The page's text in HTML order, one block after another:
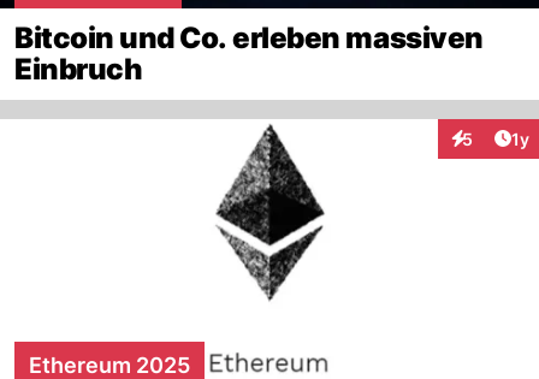
Bitcoin und Co. erleben massiven
Einbruch
5 1y
Ethereum 2025